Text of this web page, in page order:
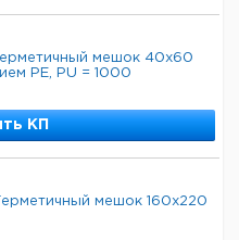
мешок 40x60
PE, PU = 1000
КП
мешок 160x220